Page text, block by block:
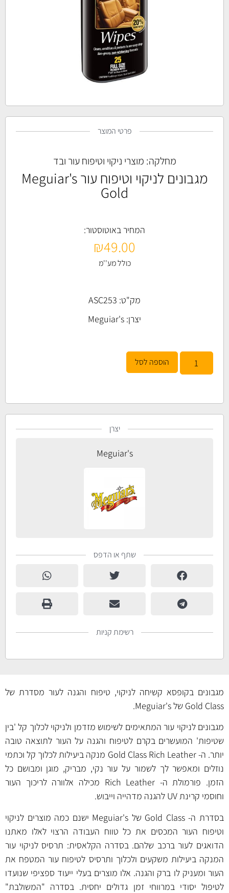
פרטי המוצר
מחלקה: מוצרי ניקוי וטיפוח עור ובד
מגבונים לניקוי וטיפוח עור Meguiar's
Gold
המחיר באוטוסטור:
₪49.00
כולל מע''מ
מק"ט: ASC253
יצרן: Meguiar's
הוספה לסל
יצרן
Meguiar's
שתף או הדפס
רשימת קניות
מגבונים בקופסא קשיחה לניקוי, טיפוח והגנה לעור מסדרת של
Gold Class של Meguiar's.
מגבונים לניקוי עור המתאימים לשימוש מזדמן ולניקוי לכלוך קל 'בין
שטיפות' המועשרים בקרם לטיפוח והגנה על העור לתוצאה טובה
יותר. ה- Gold Class Rich Leather מנקה ביעילות לכלוך קל וכתמי
נוזלים ומאפשר לך לשמור על עור נקי, מבריק, מוגן ומבושם כל
הזמן. פורמולת ה- Rich Leather מכילה אלוורה לריכוך העור
וחוסמי קרינת UV להגנה מדהייה וייבוש.
בסדרת ה- Gold Class של Meguiar's ישנם כמה מוצרים לניקוי
וטיפוח העור המכסים את כל טווח העבודה הרצוי לאלו מאתנו
הדואגים לעור ברכב שלהם. בסדרה הקלאסית: תרסיס לניקוי עור
המנקה ביעילות משקעים ולכלוך ותרסיס לטיפוח עורהמטפח את
העור ומעניק לו ברק והגנה. אלו מוצרים בעלי ייעוד ספציפי שנועדו
לטיפול יסודי במרווחי זמן גדולים יחסית. בסדרה "המשולבת"